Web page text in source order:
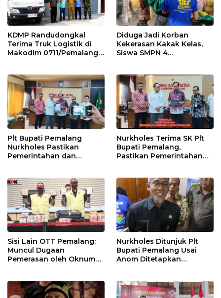
KDMP Randudongkal
Terima Truk Logistik di
Makodim 0711/Pemalang
Diduga Jadi Korban
Kekerasan Kakak Kelas,
Siswa SMPN 4
Plt Bupati Pemalang
Nurkholes Pastikan
Pemerintahan dan
Nurkholes Terima SK Plt
Bupati Pemalang,
Pastikan Pemerintahan
Sisi Lain OTT Pemalang:
Muncul Dugaan
Pemerasan oleh Oknum
Nurkholes Ditunjuk Plt
Bupati Pemalang Usai
Anom Ditetapkan